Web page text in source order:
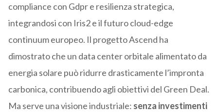
compliance con Gdpr e resilienza strategica,
integrandosi con Iris2 e il futuro cloud-edge
continuum europeo. Il progetto Ascend ha
dimostrato che un data center orbitale alimentato da
energia solare può ridurre drasticamente l’impronta
carbonica, contribuendo agli obiettivi del Green Deal.
Ma serve una visione industriale: senza investimenti